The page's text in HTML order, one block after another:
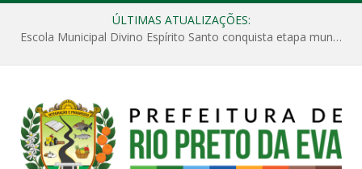
ÚLTIMAS ATUALIZAÇÕES:
Escola Municipal Divino Espírito Santo conquista etapa municipal da V Feira Amazonense de Matemática